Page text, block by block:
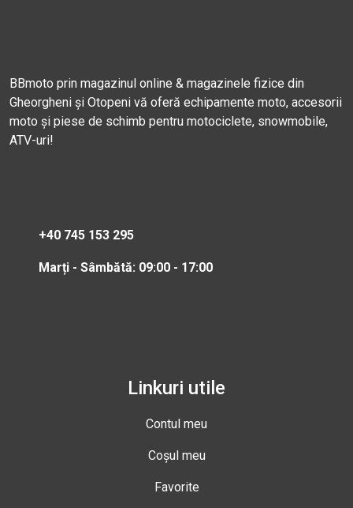
BBmoto prin magazinul online & magazinele fizice din
Gheorgheni și Otopeni vă oferă echipamente moto, accesorii
moto și piese de schimb pentru motociclete, snowmobile,
ATV-uri!
+40 745 153 295
Marți - Sâmbătă: 09:00 - 17:00
Linkuri utile
Contul meu
Coșul meu
Favorite